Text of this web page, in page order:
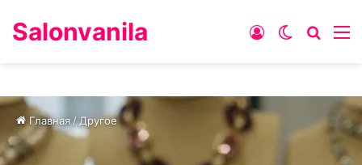
Salonvanila Switch skin
Войти
Главная / Другое